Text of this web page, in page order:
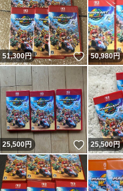
51,300円 いいね！
50,980円
25,500円 いいね！
25,500円